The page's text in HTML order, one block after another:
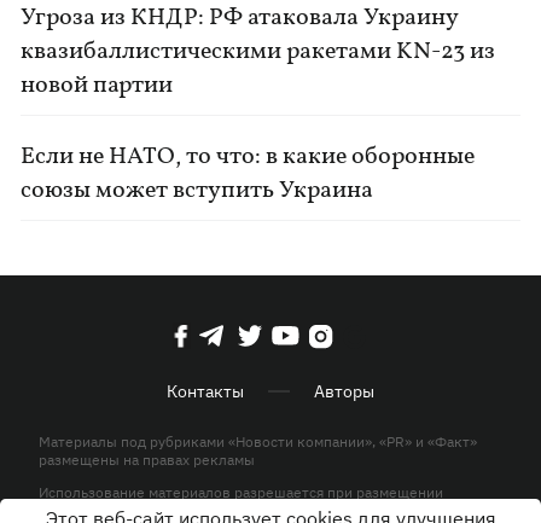
Угроза из КНДР: РФ атаковала Украину
квазибаллистическими ракетами KN-23 из
новой партии
Если не НАТО, то что: в какие оборонные
союзы может вступить Украина
Контакты Авторы
Материалы под рубриками «Новости компании», «PR» и «Факт»
размещены на правах рекламы
Использование материалов разрешается при размещении
активной гиперссылки на KP.UA в первом абзаце.
Этот веб-сайт использует cookies для улучшения